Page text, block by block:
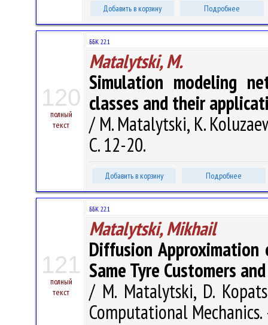
Добавить в корзину Подробнее
120
полный
текст
ББК 22.1
Matalytski, M.
Simulation modeling
classes and their
/ M. Matalytski, K.
С. 12-20.
Добавить в корзину Подробнее
121
полный
текст
ББК 22.1
Matalytski, Mikhail
Diffusion
Same Tyre Customers
/ M. Matalytski, D.
Computational